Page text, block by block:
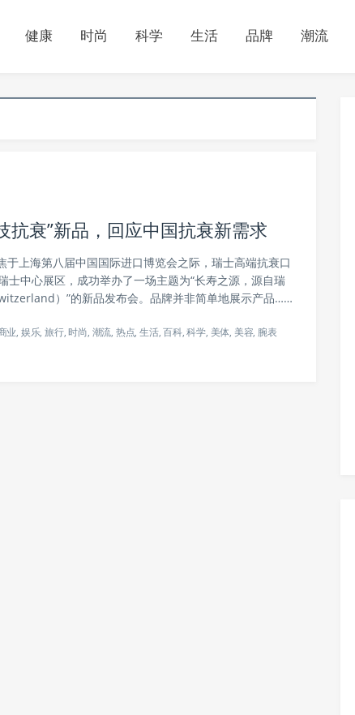
健康 时尚 科学 生活 品牌 潮流
抗衰”新品，回应中国抗衰新需求
于上海第八届中国国际进口博览会之际，瑞士高端抗衰口
士中心展区，成功举办了一场主题为“长寿之源，源自瑞
）”的新品发布会。品牌并非简单地展示产品……
业, 娱乐,旅行,时尚, 潮流, 热点, 生活,百科,科学, 美体, 美容, 腕表